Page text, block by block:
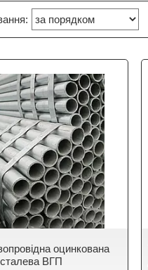
оцинкована
ВГП